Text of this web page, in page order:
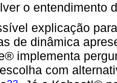
o entendimento
explicação
de dinâmica
implementa
com